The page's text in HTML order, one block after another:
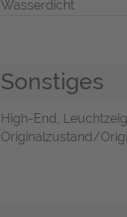
Wasserdicht
Sonstiges
High-End,
Originalzustand/